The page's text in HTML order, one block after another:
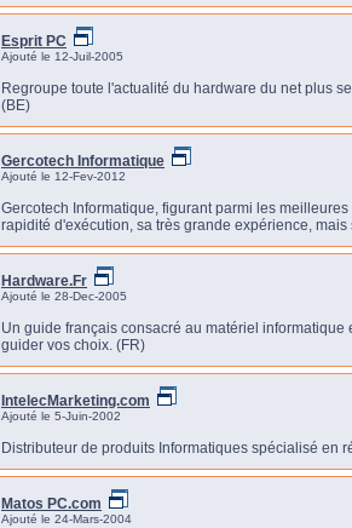
Esprit PC
Ajouté le 12-Juil-2005
Regroupe toute l'actualité du hardware du net plus
(BE)
Gercotech Informatique
Ajouté le 12-Fev-2012
Gercotech Informatique, figurant parmi les
rapidité d'exécution, sa très grande expérience,
Hardware.Fr
Ajouté le 28-Dec-2005
Un guide français consacré au matériel
guider vos choix. (FR)
IntelecMarketing.com
Ajouté le 5-Juin-2002
Distributeur de produits Informatiques spécialisé en
Matos PC.com
Ajouté le 24-Mars-2004